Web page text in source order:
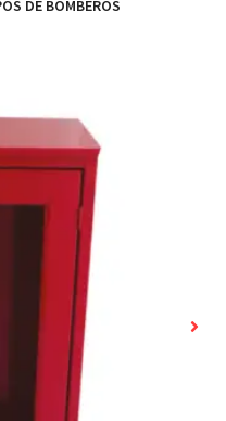
DE BOMBEROS